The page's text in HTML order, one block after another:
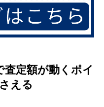
査定額が動くポイ
える